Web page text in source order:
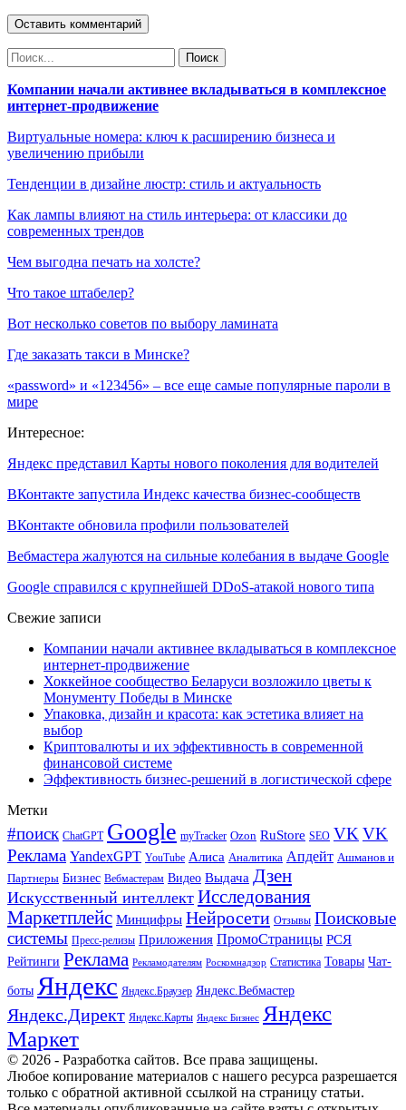
Компании начали активнее вкладываться в комплексное
интернет-продвижение
Виртуальные номера: ключ к расширению бизнеса и
увеличению прибыли
Тенденции в дизайне люстр: стиль и актуальность
Как лампы влияют на стиль интерьера: от классики до
современных трендов
Чем выгодна печать на холсте?
Что такое штабелер?
Вот несколько советов по выбору ламината
Где заказать такси в Минске?
«password» и «123456» – все еще самые популярные пароли в
мире
Интересное:
Яндекс представил Карты нового поколения для водителей
ВКонтакте запустила Индекс качества бизнес-сообществ
ВКонтакте обновила профили пользователей
Вебмастера жалуются на сильные колебания в выдаче Google
Google справился с крупнейшей DDoS-атакой нового типа
Свежие записи
Компании начали активнее вкладываться в комплексное
интернет-продвижение
Хоккейное сообщество Беларуси возложило цветы к
Монументу Победы в Минске
Упаковка, дизайн и красота: как эстетика влияет на
выбор
Криптовалюты и их эффективность в современной
финансовой системе
Эффективность бизнес-решений в логистической сфере
Метки
#поиск ChatGPT Google myTracker Ozon RuStore SEO VK VK
Реклама YandexGPT YouTube Алиса Аналитика Апдейт Ашманов и
Партнеры Бизнес Вебмастерам Видео Выдача Дзен
Искусственный интеллект Исследования
Маркетплейс Минцифры Нейросети Отзывы Поисковые
системы Пресс-релизы Приложения ПромоСтраницы РСЯ
Рейтинги Реклама Рекламодателям Роскомнадзор Статистика Товары Чат-
боты Яндекс Яндекс.Браузер Яндекс.Вебмастер
Яндекс.Директ Яндекс.Карты Яндекс Бизнес Яндекс
Маркет
© 2026 - Разработка сайтов. Все права защищены.
Любое копирование материалов с нашего ресурса разрешается
только с обратной активной ссылкой на страницу статьи.